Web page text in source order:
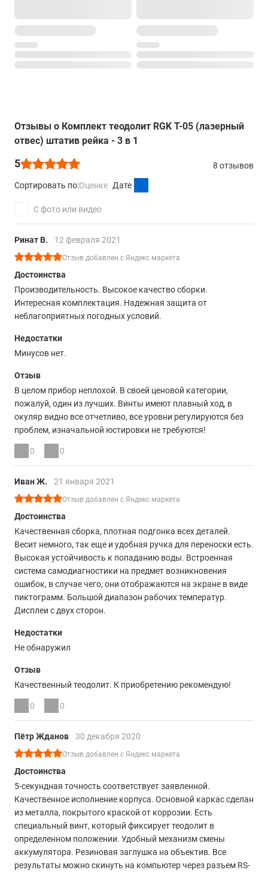
Отзывы о Комплект теодолит RGK T-05 (лазерный
отвес) штатив рейка - 3 в 1
5 8 отзывов
Сортировать по:Оценке Дате
С фото или видео
Ринат В. 12 февраля 2021
Отзыв добавлен с Яндекс маркета
Достоинства
Производительность. Высокое качество сборки.
Интересная комплектация. Надежная защита от
неблагоприятных погодных условий.
Недостатки
Минусов нет.
Отзыв
В целом прибор неплохой. В своей ценовой категории,
пожалуй, один из лучших. Винты имеют плавный ход, в
окуляр видно все отчетливо, все уровни регулируются без
проблем, изначальной юстировки не требуются!
0 0
Иван Ж. 21 января 2021
Отзыв добавлен с Яндекс маркета
Достоинства
Качественная сборка, плотная подгонка всех деталей.
Весит немного, так еще и удобная ручка для переноски есть.
Высокая устойчивость к попаданию воды. Встроенная
система самодиагностики на предмет возникновения
ошибок, в случае чего, они отображаются на экране в виде
пиктограмм. Большой диапазон рабочих температур.
Дисплеи с двух сторон.
Недостатки
Не обнаружил
Отзыв
Качественный теодолит. К приобретению рекомендую!
0 0
Пётр Жданов 30 декабря 2020
Отзыв добавлен с Яндекс маркета
Достоинства
5-секундная точность соответствует заявленной.
Качественное исполнение корпуса. Основной каркас сделан
из металла, покрытого краской от коррозии. Есть
специальный винт, который фиксирует теодолит в
определенном положении. Удобный механизм смены
аккумулятора. Резиновая заглушка на объектив. Все
результаты можно скинуть на компьютер через разъем RS-